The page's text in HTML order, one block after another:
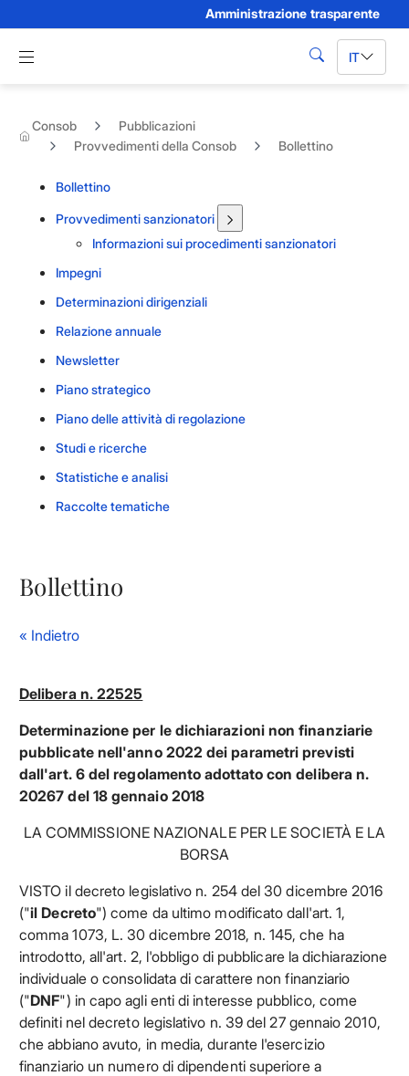
Amministrazione trasparente
Apri menu di navigazione
cerca IT
Consob
Pubblicazioni
Provvedimenti della Consob
Bollettino
Bollettino
Provvedimenti sanzionatori
Informazioni sui procedimenti sanzionatori
Impegni
Determinazioni dirigenziali
Relazione annuale
Newsletter
Piano strategico
Piano delle attività di regolazione
Studi e ricerche
Statistiche e analisi
Raccolte tematiche
Bollettino
« Indietro
Delibera n. 22525
Determinazione per le dichiarazioni non finanziarie
pubblicate nell'anno 2022 dei parametri previsti
dall'art. 6 del regolamento adottato con delibera n.
20267 del 18 gennaio 2018
LA COMMISSIONE NAZIONALE PER LE SOCIETÀ E LA
BORSA
VISTO il decreto legislativo n. 254 del 30 dicembre 2016
("il Decreto") come da ultimo modificato dall'art. 1,
comma 1073, L. 30 dicembre 2018, n. 145, che ha
introdotto, all'art. 2, l'obbligo di pubblicare la dichiarazione
individuale o consolidata di carattere non finanziario
("DNF") in capo agli enti di interesse pubblico, come
definiti nel decreto legislativo n. 39 del 27 gennaio 2010,
che abbiano avuto, in media, durante l'esercizio
finanziario un numero di dipendenti superiore a